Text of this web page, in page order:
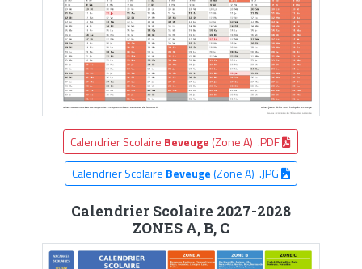
Calendrier Scolaire Beveuge (Zone A) .PDF
Calendrier Scolaire Beveuge(Zone A) .JPG
Calendrier Scolaire 2027-2028
ZONES A, B, C